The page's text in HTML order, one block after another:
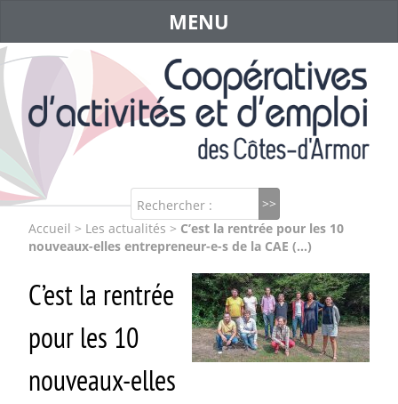
Rechercher :
MENU
Accueil > Les actualités > C’est la rentrée pour les 10
nouveaux-elles entrepreneur-e-s de la CAE (…)
C’est la rentrée
pour les 10
nouveaux-elles